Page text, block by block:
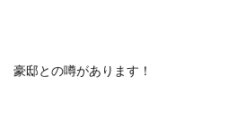
豪邸との噂があります！